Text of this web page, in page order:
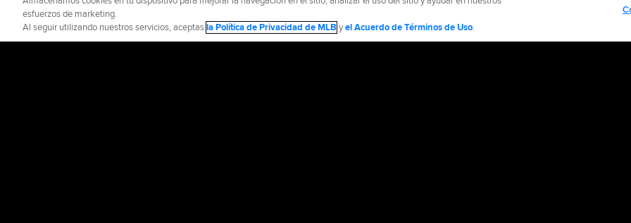
esfuerzos de marketing.
Al seguir utilizando nuestros servicios, aceptasla Política de Privacidad de MLB yel Acuerdo de Términos de Uso.